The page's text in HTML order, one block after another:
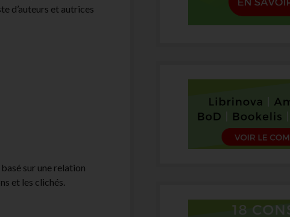
d’auteurs et autrices
sur une relation
et les clichés.